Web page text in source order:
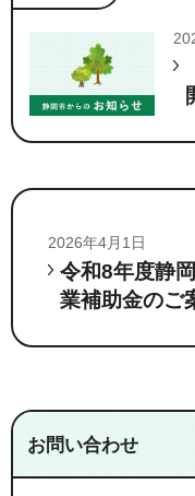
2026年4月1日
令和8年度静
業補助金のご
お問い合わせ